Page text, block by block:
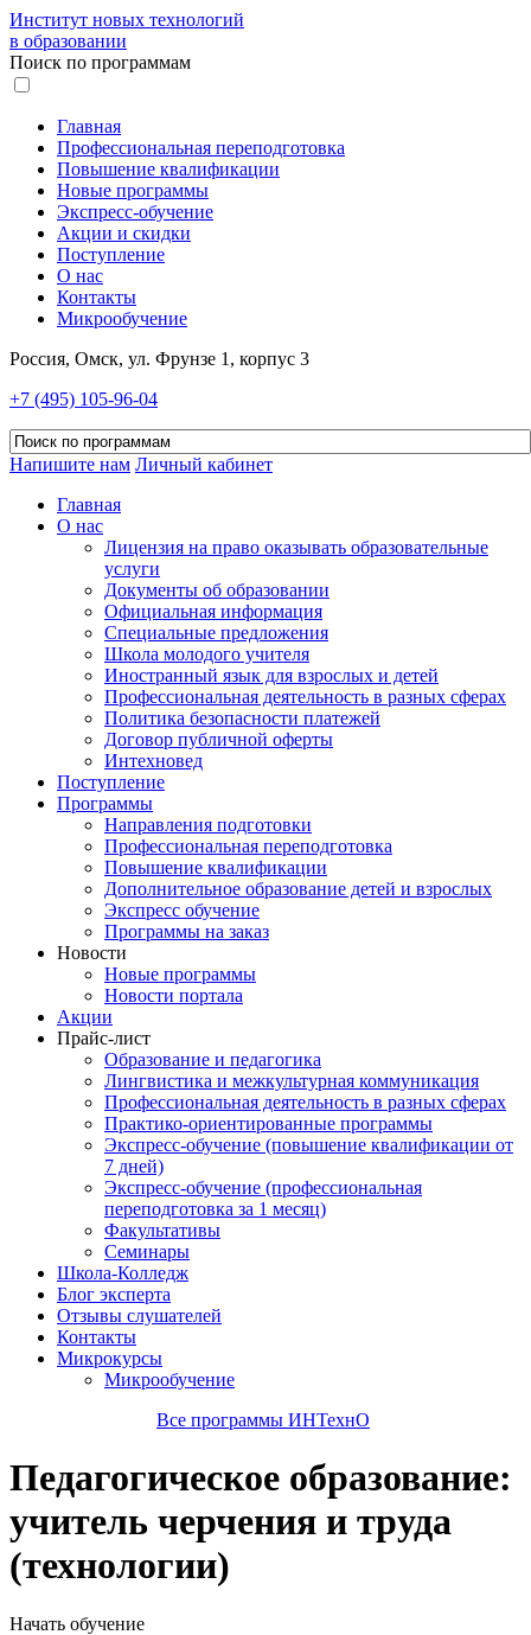
Институт новых технологий
в образовании
Поиск по программам
Главная
Профессиональная переподготовка
Повышение квалификации
Новые программы
Экспресс-обучение
Акции и скидки
Поступление
О нас
Контакты
Микрообучение
Россия, Омск, ул. Фрунзе 1, корпус 3
+7 (495) 105-96-04
Напишите нам Личный кабинет
Главная
О нас
Лицензия на право оказывать образовательные
услуги
Документы об образовании
Официальная информация
Специальные предложения
Школа молодого учителя
Иностранный язык для взрослых и детей
Профессиональная деятельность в разных сферах
Политика безопасности платежей
Договор публичной оферты
Интехновед
Поступление
Программы
Направления подготовки
Профессиональная переподготовка
Повышение квалификации
Дополнительное образование детей и взрослых
Экспресс обучение
Программы на заказ
Новости
Новые программы
Новости портала
Акции
Прайс-лист
Образование и педагогика
Лингвистика и межкультурная коммуникация
Профессиональная деятельность в разных сферах
Практико-ориентированные программы
Экспресс-обучение (повышение квалификации от
7 дней)
Экспресс-обучение (профессиональная
переподготовка за 1 месяц)
Факультативы
Семинары
Школа-Колледж
Блог эксперта
Отзывы слушателей
Контакты
Микрокурсы
Микрообучение
Все программы ИНТехнО
Педагогическое образование:
учитель черчения и труда
(технологии)
Начать обучение